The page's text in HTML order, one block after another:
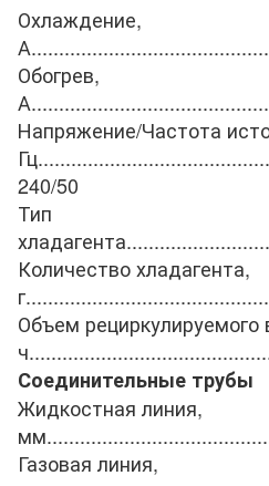
Охлаждение,
А
Обогрев,
А
Напряжение/Частота
Гц
240/50
Тип
хладагента
Количество хладагента,
г
Объем рециркулируемого
ч
Соединительные трубы
Жидкостная линия,
мм
Газовая линия,